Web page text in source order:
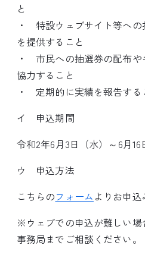
と
・ 特設ウェブサイト等へ
を提供すること
・ 市民への抽選券の配布や
協力すること
・ 定期的に実績を報告する
イ 申込期間
令和2年6月3日（水）～6月16
ウ 申込方法
こちらのフォーム よりお申込
※ウェブでの申込が難しい場
事務局までご相談ください。